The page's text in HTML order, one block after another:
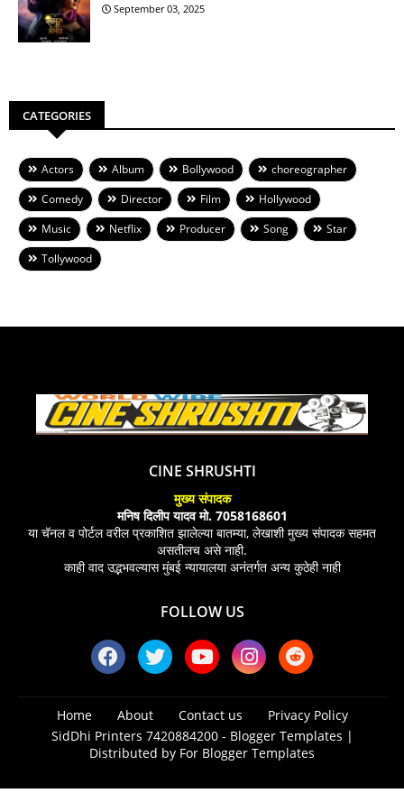
September 03, 2025
CATEGORIES
Actors Album Bollywood
choreographer
Comedy
Director Film
Hollywood
Music
Netflix Producer Song
Star
Tollywood
CINE SHRUSHTI
मुख्य संपादक
मनिष दिलीप यादव मो. 7058168601
या चॅनल व पोर्टल वरील प्रकाशित झालेल्या बातम्या, लेखाशी मुख्य संपादक सहमत
असतीलच असे नाही.
काही वाद उद्भभवल्यास मुंबई न्यायालया अनंतर्गत अन्य कुठेही नाही
FOLLOW US
Home About Contact us
Privacy Policy
SidDhi Printers 7420884200 - Blogger Templates |
Distributed by For Blogger Templates